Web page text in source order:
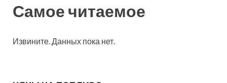
Самое читаемое
Извините. Данных пока нет.